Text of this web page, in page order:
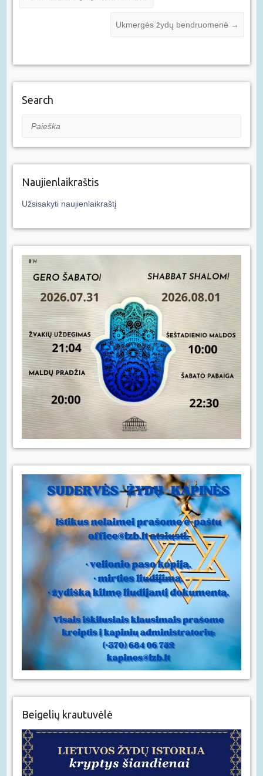
Ukmergės žydų bendruomenė →
Search
Paieška
Naujienlaikraštis
Užsisakyti naujienlaikraštį
Beigelių krautuvėlė